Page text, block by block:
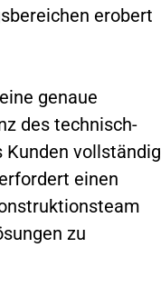
erobert
genaue
des technisch-
vollständig
einen
zu